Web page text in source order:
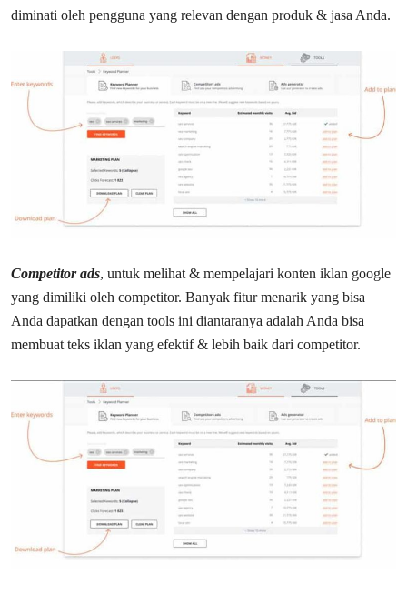
diminati oleh pengguna yang relevan dengan produk & jasa Anda.
Competitor ads, untuk melihat & mempelajari konten iklan google
yang dimiliki oleh competitor. Banyak fitur menarik yang bisa
Anda dapatkan dengan tools ini diantaranya adalah Anda bisa
membuat teks iklan yang efektif & lebih baik dari competitor.